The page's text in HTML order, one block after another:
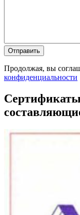
Продолжая, вы
конфиденциальности
Сертификаты